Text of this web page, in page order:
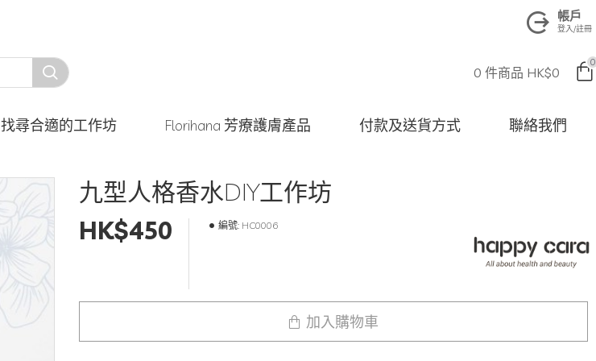
帳戶
登入/註冊
0 件商品 HK$0
0
找尋合適的工作坊 Florihana 芳療護膚產品 付款及送貨方式 聯絡我們
九型人格香水DIY工作坊
HK$450
編號: HC0006
加入購物車